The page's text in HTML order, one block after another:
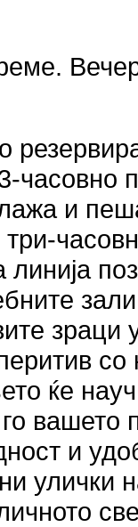
3-
и
ќе
го
и
улички